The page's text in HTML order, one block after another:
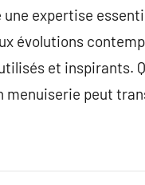
expertise
évolutions
et inspirants.
menuiserie peut